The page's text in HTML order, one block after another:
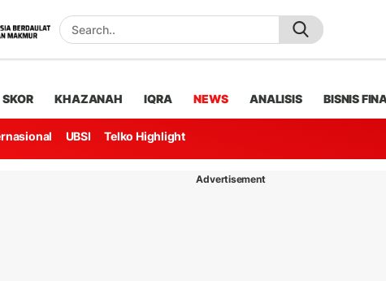
SKOR KHAZANAH IQRA NEWS ANALISIS BISNIS
UBSI Telko Highlight
Advertisement